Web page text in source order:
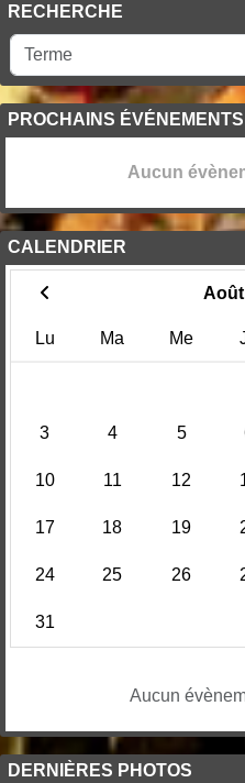
RECHERCHE
PROCHAINS ÉVÉNEMENTS
Aucun
CALENDRIER
Lu Ma Me
3 4 5
10 11 12
17 18 19
24 25 26
31
Aucun
DERNIÈRES PHOTOS